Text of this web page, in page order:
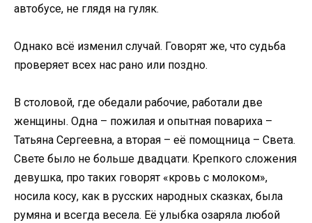
автобусе, не глядя на гуляк.
Однако всё изменил случай. Говорят же, что судьба
проверяет всех нас рано или поздно.
В столовой, где обедали рабочие, работали две
женщины. Одна – пожилая и опытная повариха –
Татьяна Сергеевна, а вторая – её помощница – Света.
Свете было не больше двадцати. Крепкого сложения
девушка, про таких говорят «кровь с молоком»,
носила косу, как в русских народных сказках, была
румяна и всегда весела. Её улыбка озаряла любой